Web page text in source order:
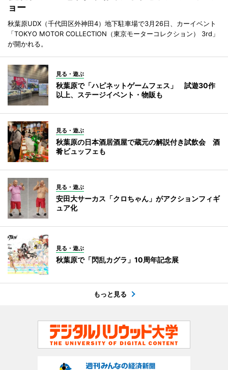
ョー
秋葉原UDX（千代田区外神田4）地下駐車場で3月26日、カーイベント
「TOKYO MOTOR COLLECTION（東京モーターコレクション） 3rd」
が開かれる。
見る・遊ぶ
秋葉原で「ハピネットゲームフェス」 試遊30作
以上、ステージイベント・物販も
見る・遊ぶ
秋葉原の日本酒居酒屋で蔵元の解説付き試飲会 酒
肴ビュッフェも
見る・遊ぶ
安田大サーカス「クロちゃん」がアクションフィギ
ュア化
見る・遊ぶ
秋葉原で「閃乱カグラ」10周年記念展
もっと見る